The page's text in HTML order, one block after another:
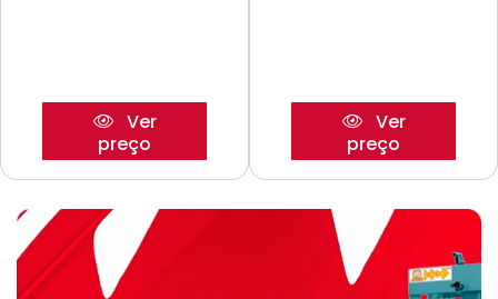
Ver
preço
Ver
preço